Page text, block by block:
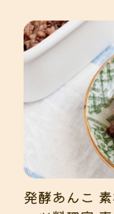
発酵あんこ